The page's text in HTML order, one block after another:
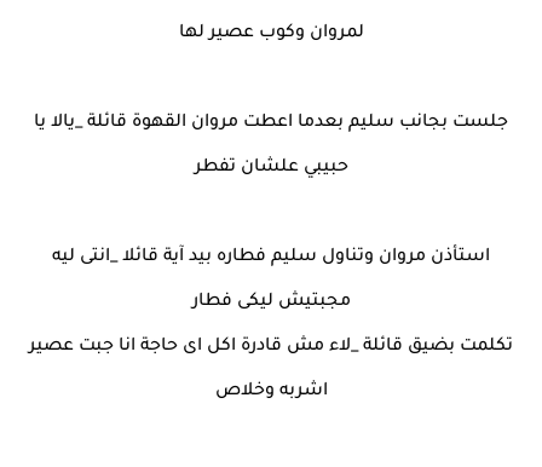
لمروان وكوب عصير لها
جلست بجانب سليم بعدما اعطت مروان القهوة قائلة _يالا يا
حبيبي علشان تفطر
استأذن مروان وتناول سليم فطاره بيد آية قائلا _انتى ليه
مجبتيش ليكى فطار
تكلمت بضيق قائلة _لاء مش قادرة اكل اى حاجة انا جبت عصير
اشربه وخلاص